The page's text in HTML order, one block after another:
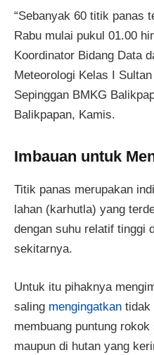
“Sebanyak 60 titik panas
Rabu mulai pukul 01.00
Koordinator Bidang Data
Meteorologi Kelas I
Sepinggan BMKG
Balikpapan, Kamis.
Imbauan untuk
Titik panas merupakan
lahan (karhutla) yang
dengan suhu relatif tinggi
sekitarnya.
Untuk itu pihaknya
saling mengingatkan tidak
membuang puntung
maupun di hutan yang